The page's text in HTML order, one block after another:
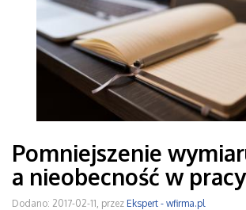
Pomniejszenie
a nieobecność w pracy
Dodano: 2017-02-11, przez Ekspert - wfirma.pl